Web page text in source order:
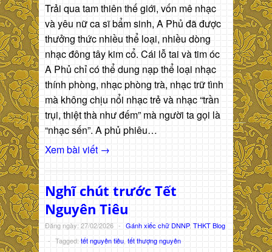
Trải qua tam thiên thế giới, vốn mê nhạc
và yêu nữ ca sĩ bẩm sinh, A Phủ đã được
thưởng thức nhiều thể loại, nhiều dòng
nhạc đông tây kim cổ. Cái lỗ tai và tim óc
A Phủ chỉ có thể dung nạp thể loại nhạc
thính phòng, nhạc phòng trà, nhạc trữ tình
mà không chịu nổi nhạc trẻ và nhạc “trần
trụi, thiệt thà như đếm” mà người ta gọi là
“nhạc sến”. A phủ phiêu…
Xem bài viết →
Nghĩ chút trước Tết
Nguyên Tiêu
Đăng ngày: 27/02/2026 - Gánh xiếc chữ DNNP, THKT Blog
- Tagged: tết nguyên tiêu tết thượng nguyên